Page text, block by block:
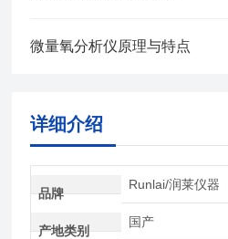
微量氧分析仪原理与特点
详细介绍
品牌
Runlai/润莱仪器
产地类别
国产